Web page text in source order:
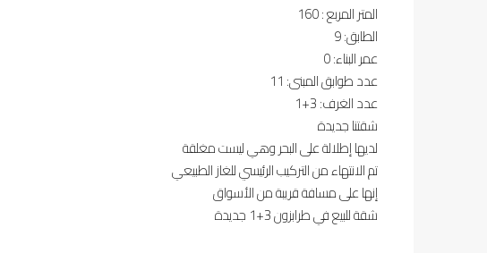
المتر المربع : 160
الطابق: 9
عمر البناء: 0
عدد طوابق المبنى: 11
عدد الغرف: 3+1
شقتنا جديدة
لديها إطلالة على البحر وهي ليست مغلقة
تم الانتهاء من التركيب الرئيسي للغاز الطبيعي
إنها على مسافة قريبة من الأسواق
شقة للبيع في طرابزون 3+1 جديدة